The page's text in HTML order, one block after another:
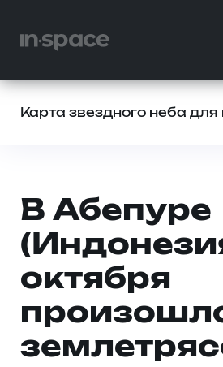
Карта звездного неба для
В Абепуре
октября